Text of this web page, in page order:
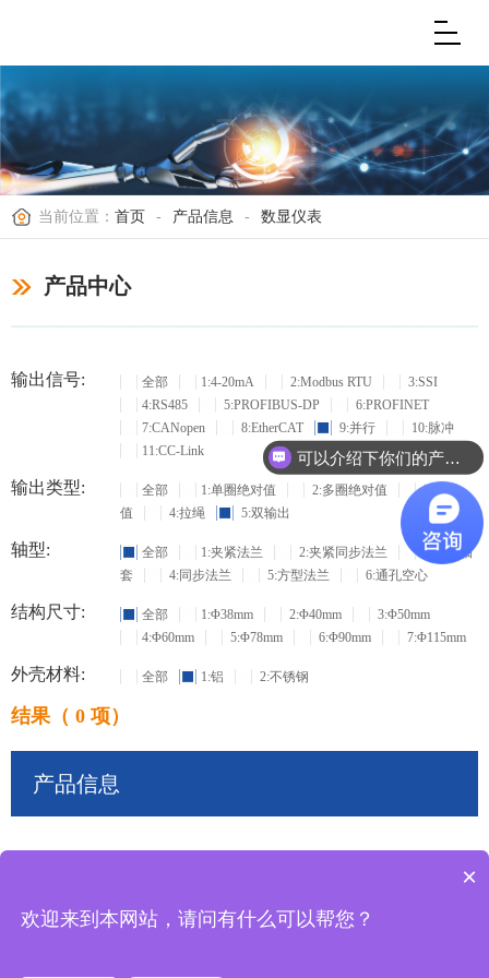
当前位置： 首页 - 产品信息 - 数显仪表
产品中心
输出信号: 全部 1:4-20mA 2:Modbus RTU
3:SSI
4:RS485
5:PROFIBUS-DP
6:PROFINET
7:CANopen
8:EtherCAT 9:并行
10:脉冲
11:CC-Link
输出类型: 全部 1:单圈绝对值 2:多圈绝对值
3:增量
值
4:拉绳 5:双输出
轴型: 全部 1:夹紧法兰 2:夹紧同步法兰
3:盲孔轴
套
4:同步法兰 5:方型法兰 6:通孔空心
结构尺寸: 全部 1:Φ38mm 2:Φ40mm
3:Φ50mm
4:Φ60mm
5:Φ78mm 6:Φ90mm 7:Φ115mm
外壳材料: 全部 1:铝 2:不锈钢
结果（ 0 项）
产品信息
可以介绍下你们的产品么？
×
欢迎来到本网站，请问有什么可以帮您？